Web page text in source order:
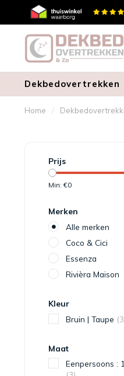
Dekbedovertrekken
Home /
Prijs
Min: €0
Merken
Alle merken
Coco & Cici
Essenza
Rivièra Maison
Kleur
Bruin | Taupe
Maat
Eenpersoons :